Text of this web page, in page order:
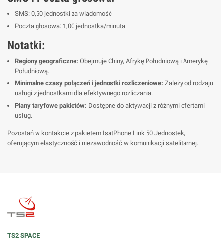
SMS: 0,50 jednostki za wiadomość
Poczta głosowa: 1,00 jednostka/minuta
Notatki:
Regiony geograficzne: Obejmuje Chiny, Afrykę Południową i Amerykę
Południową.
Minimalne czasy połączeń i jednostki rozliczeniowe: Zależy od rodzaju
usługi z jednostkami dla efektywnego rozliczania.
Plany taryfowe pakietów: Dostępne do aktywacji z różnymi ofertami
usług.
Pozostań w kontakcie z pakietem IsatPhone Link 50 Jednostek,
oferującym elastyczność i niezawodność w komunikacji satelitarnej.
TS2 SPACE